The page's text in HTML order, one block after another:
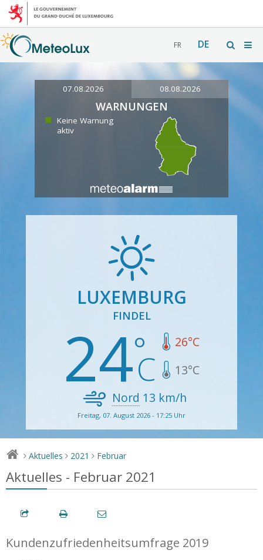
FR DE
07.08.2026 08.08.2026
WARNUNGEN
Keine Warnung
aktiv
LUXEMBURG
FINDEL
24 26°C
13°C
Nord 13 km/h
Freitag, 07. August 2026 - 17:25 Uhr
> Aktuelles > 2021 > Februar
Aktuelles - Februar 2021
Kundenzufriedenheitsumfrage 2019